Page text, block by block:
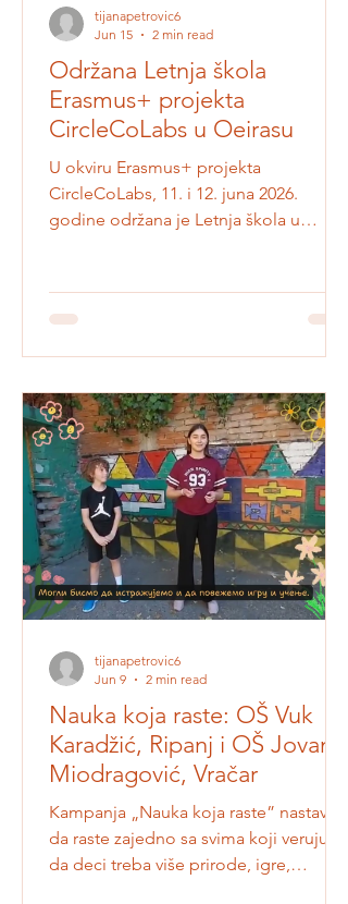
Održana Letnja škola
Erasmus+ projekta
CircleCoLabs u Oeirasu
U okviru Erasmus+ projekta
CircleCoLabs, 11. i 12. juna 2026.
Superior Técnico – Taguspark. Partneri i
okupili su se kako bi zajedno istražili
kako obrazovanje može da osnaži
mlade da razvijaju održiva, cirkularna i
društveno korisna rešenja za izazove u
svojoj školi i zajednici. Projekat
CircleCoLabs bavi se razvojem
obrazovnog modela koji povezuje
cirkularnu ekonomij
Jun 15
2 min read
Nauka koja raste: OŠ Vuk
Karadžić, Ripanj i OŠ Jovan
Miodragović, Vračar
Kampanja „Nauka koja raste” nastavlja
da raste zajedno sa svima koji veruju
Jun 9
2 min read